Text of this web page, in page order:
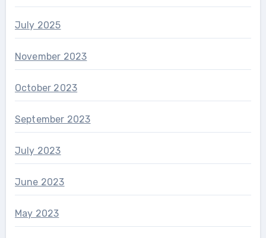
July 2025
November 2023
October 2023
September 2023
July 2023
June 2023
May 2023